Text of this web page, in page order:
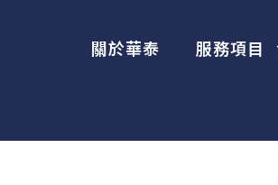
關於華泰 服務項目